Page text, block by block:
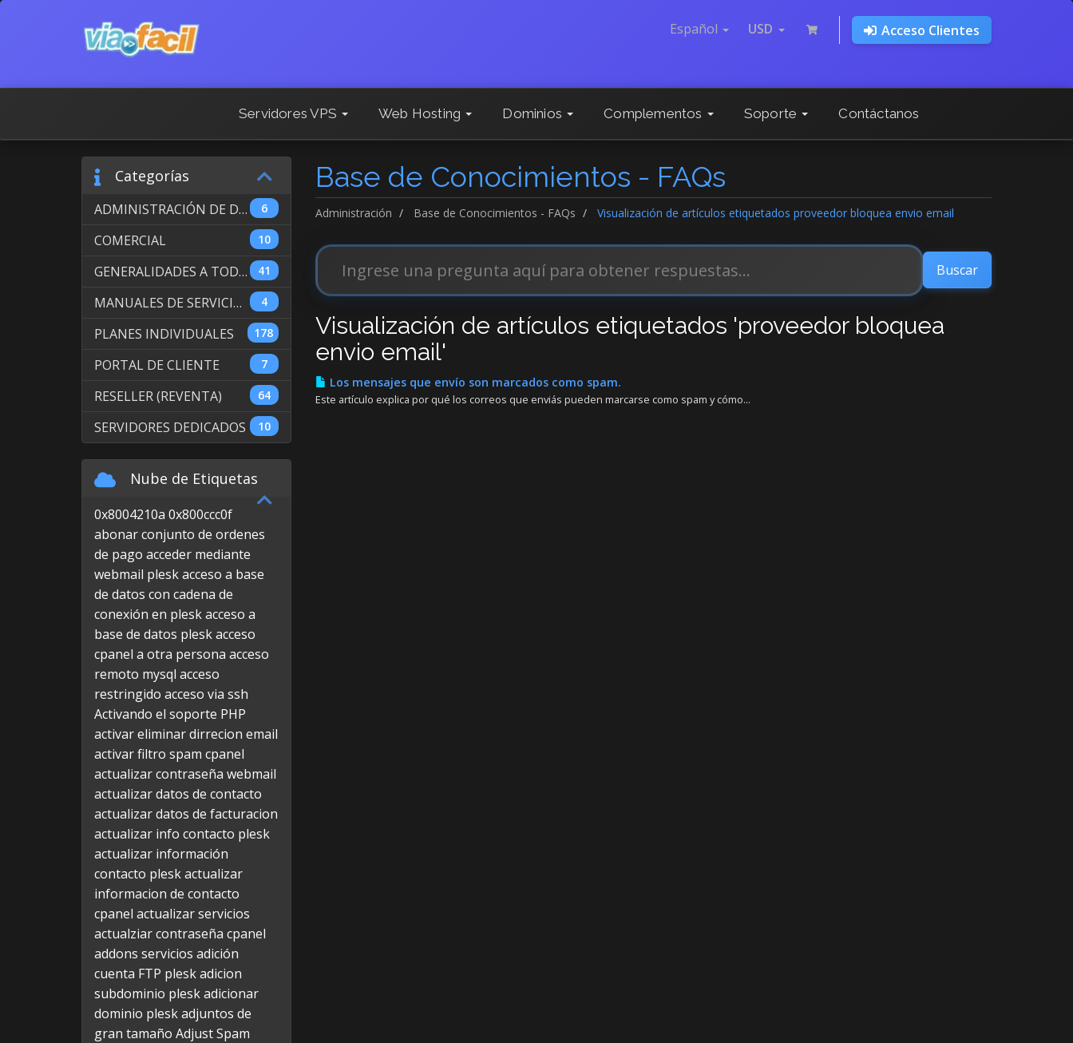
Español USD Acceso Clientes
Servidores VPS Web Hosting Dominios Complementos Soporte Contáctanos
Base de Conocimientos - FAQs
Administración Base de Conocimientos - FAQs Visualización de artículos etiquetados proveedor bloquea envio email
Categorías
6
ADMINISTRACIÓN DE DOMINIOS INTERNACIONALES
10
COMERCIAL
41
GENERALIDADES A TODOS LOS SERVICIOS
4
MANUALES DE SERVICIO DE WEB HOSTING
178
PLANES INDIVIDUALES
7
PORTAL DE CLIENTE
64
RESELLER (REVENTA)
10
SERVIDORES DEDICADOS
Visualización de artículos etiquetados 'proveedor bloquea
envio email'
Los mensajes que envío son marcados como spam.
Este artículo explica por qué los correos que enviás pueden marcarse como spam y cómo...
Nube de Etiquetas
0x8004210a 0x800ccc0f
abonar conjunto de ordenes
de pago acceder mediante
webmail pleskacceso a base
de datos con cadena de
conexión en pleskacceso a
base de datos pleskacceso
cpanel a otra persona acceso
remoto mysql acceso
restringido acceso via ssh
Activando el soporte PHP
activar eliminar dirrecion email
activar filtro spam cpanel
actualizar contraseña webmail
actualizar datos de contacto
actualizar datos de facturacion
actualizar info contacto plesk
actualizar información
contacto pleskactualizar
informacion de contacto
cpanel actualizar servicios
actualziar contraseña cpanel
addons servicios adición
cuenta FTP pleskadicion
subdominio pleskadicionar
dominio pleskadjuntos de
gran tamaño Adjust Spam